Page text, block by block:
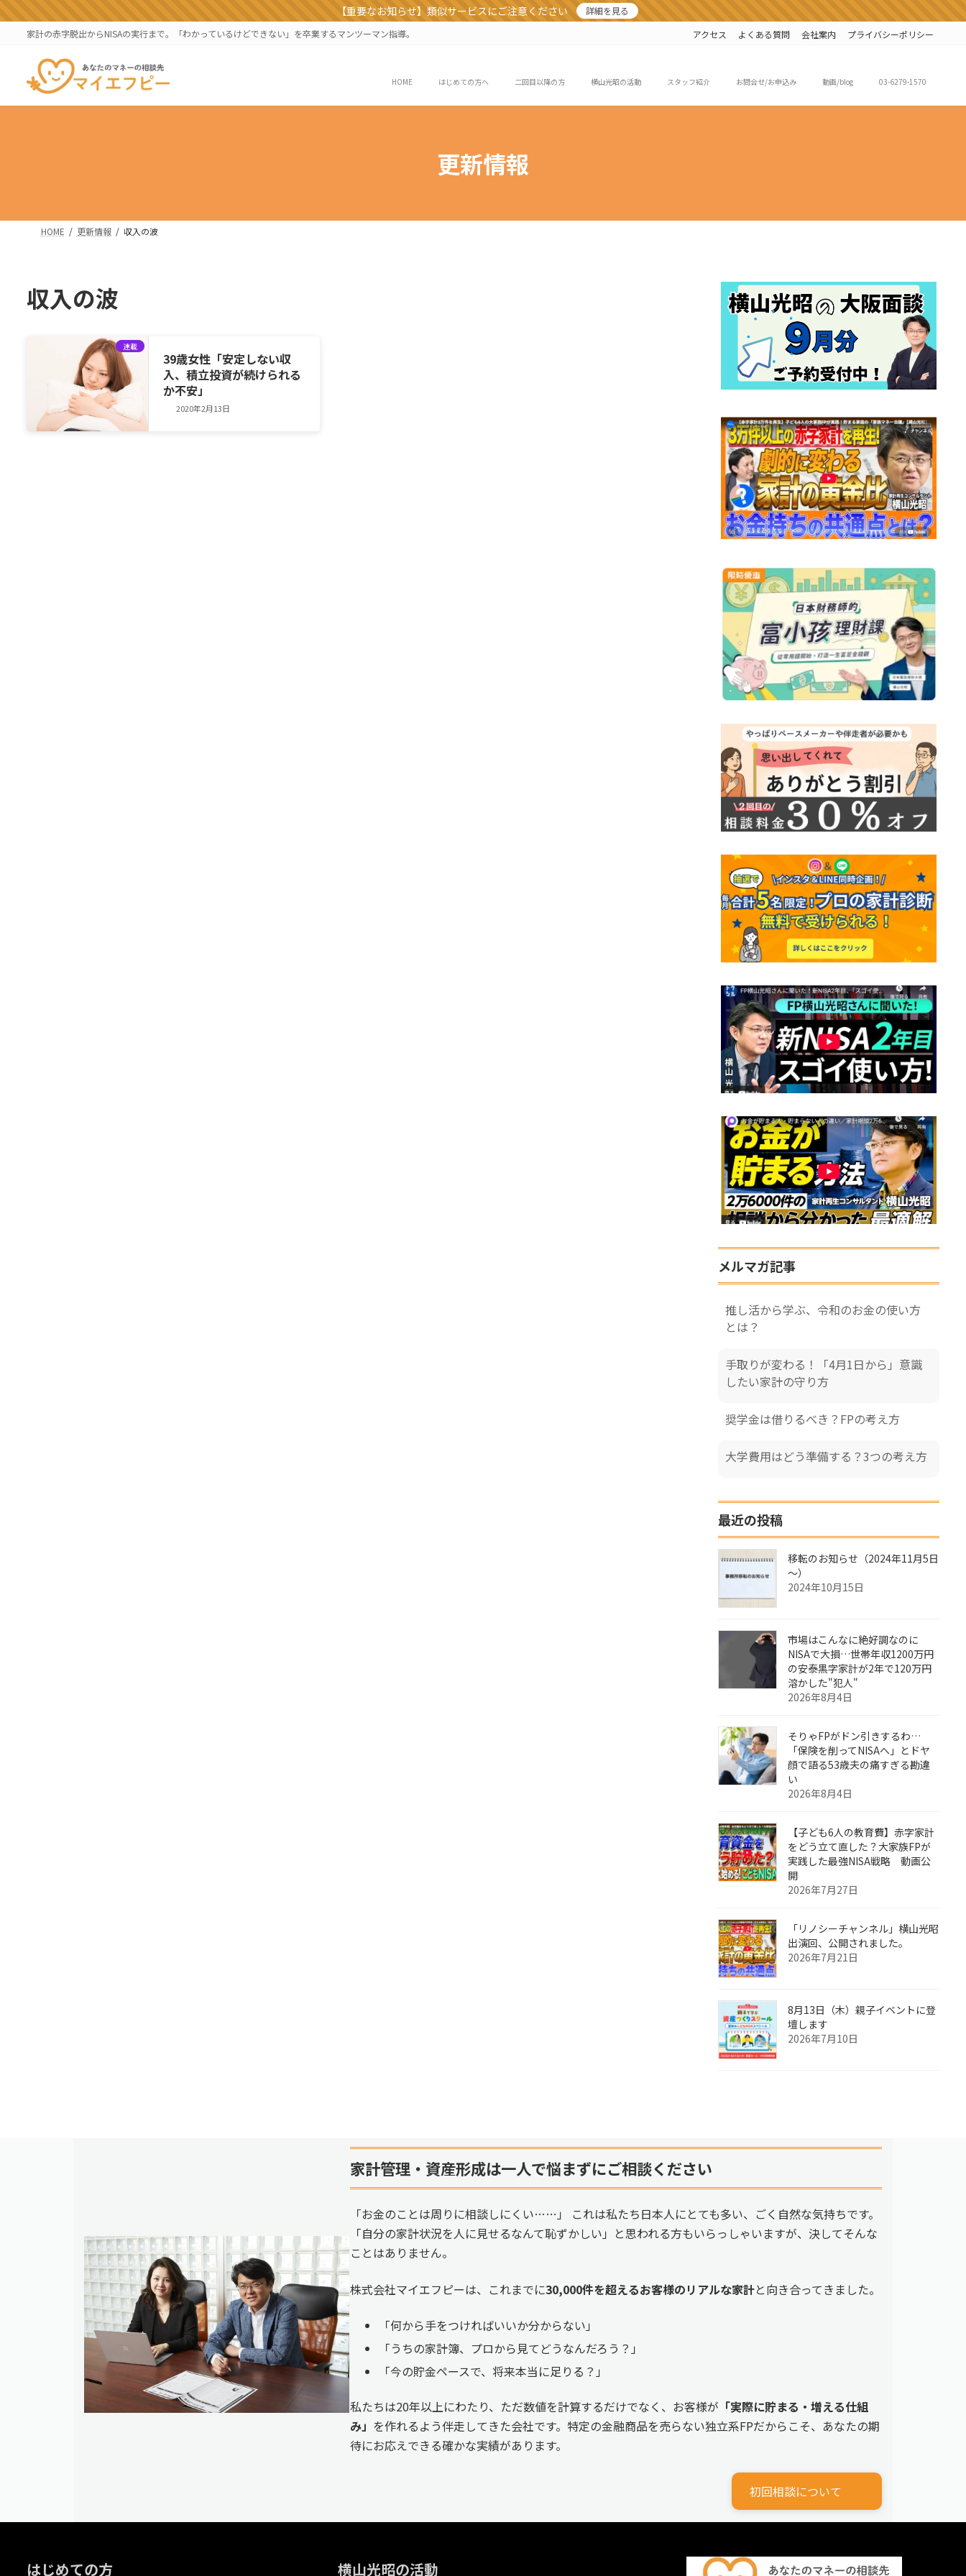
ン
ス
ビ
ン
【重要なお知らせ】類似サービスにご注意ください
詳細を見る
家計の赤字脱出からNISAの実行まで。「わかっているけどできない」を卒業するマンツーマン指導。
アクセス よくある質問 会社案内 プライバシーポリシー
HOME はじめての方へ 二回目以降の方 横山光昭の活動 スタッフ紹介 お問合せ/お申込み 動画/blog 03-6279-1570
更新情報
HOME 更新情報 収入の波
収入の波
連載
39歳女性「安定しない収
入、積立投資が続けられる
か不安」
2020年2月13日
メルマガ記事
推し活から学ぶ、令和のお金の使い方
とは？
手取りが変わる！「4月1日から」意識
したい家計の守り方
奨学金は借りるべき？FPの考え方
大学費用はどう準備する？3つの考え方
最近の投稿
移転のお知らせ（2024年11月5日
～）
2024年10月15日
市場はこんなに絶好調なのに
NISAで大損…世帯年収1200万円
の安泰黒字家計が2年で120万円
溶かした"犯人"
2026年8月4日
そりゃFPがドン引きするわ…
「保険を削ってNISAへ」とドヤ
顔で語る53歳夫の痛すぎる勘違
い
2026年8月4日
【子ども6人の教育費】赤字家計
をどう立て直した？大家族FPが
実践した最強NISA戦略 動画公
開
2026年7月27日
「リノシーチャンネル」横山光昭
出演回、公開されました。
2026年7月21日
8月13日（木）親子イベントに登
壇します
2026年7月10日
家計管理・資産形成は一人で悩まずにご相談ください
「お金のことは周りに相談しにくい……」 これは私たち日本人にとても多い、ごく自然な気持ちです。
「自分の家計状況を人に見せるなんて恥ずかしい」と思われる方もいらっしゃいますが、決してそんな
ことはありません。
株式会社マイエフピーは、これまでに30,000件を超えるお客様のリアルな家計と向き合ってきました。
「何から手をつければいいか分からない」
「うちの家計簿、プロから見てどうなんだろう？」
「今の貯金ペースで、将来本当に足りる？」
私たちは20年以上にわたり、ただ数値を計算するだけでなく、お客様が 「実際に貯まる・増える仕組
み」 を作れるよう伴走してきた会社です。特定の金融商品を売らない独立系FPだからこそ、あなたの期
待にお応えできる確かな実績があります。
初回相談について
はじめての方 横山光昭の活動